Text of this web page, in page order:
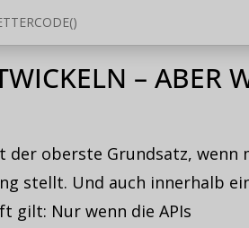
– ABER
der oberste Grundsatz, wenn
stellt. Und auch innerhalb
gilt: Nur wenn die APIs